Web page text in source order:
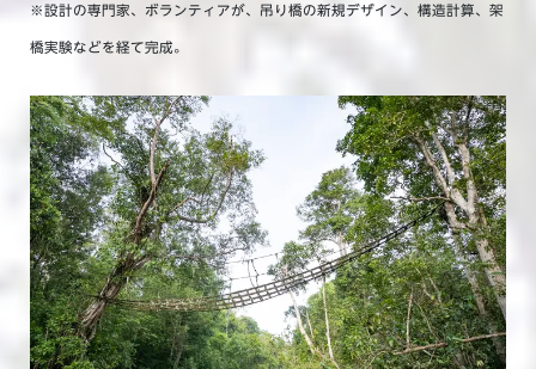
※設計の専門家、ボランティアが、吊り橋の新規デザイン、構造計算、架
橋実験などを経て完成。